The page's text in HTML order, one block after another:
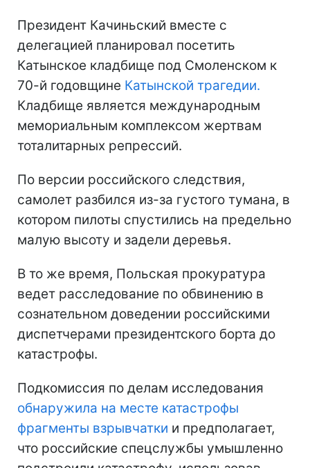
Президент Качиньский вместе с
делегацией планировал посетить
Катынское кладбище под Смоленском к
70-й годовщине Катынской трагедии.
Кладбище является международным
мемориальным комплексом жертвам
тоталитарных репрессий.
По версии российского следствия,
самолет разбился из-за густого тумана, в
котором пилоты спустились на предельно
малую высоту и задели деревья.
В то же время, Польская прокуратура
ведет расследование по обвинению в
сознательном доведении российскими
диспетчерами президентского борта до
катастрофы.
Подкомиссия по делам исследования
обнаружила на месте катастрофы
фрагменты взрывчатки и предполагает,
что российские спецслужбы умышленно